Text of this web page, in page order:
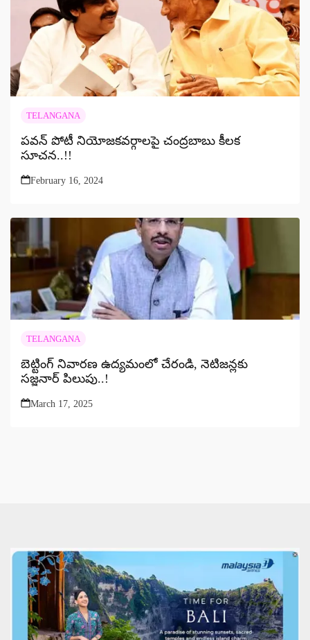
TELANGANA
పవన్ పోటీ నియోజకవర్గాలపై చంద్రబాబు కీలక
సూచన..!!
February 16, 2024
TELANGANA
బెట్టింగ్ నివారణ ఉద్యమంలో చేరండి, నెటిజన్లకు
సజ్జనార్ పిలుపు..!
March 17, 2025